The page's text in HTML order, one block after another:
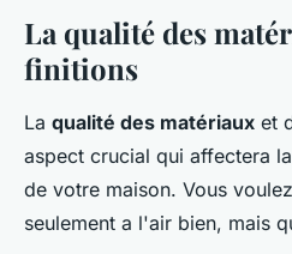
La qualité des
finitions
La qualité des matériaux et
aspect crucial qui affectera
de votre maison. Vous
seulement a l'air bien, mais